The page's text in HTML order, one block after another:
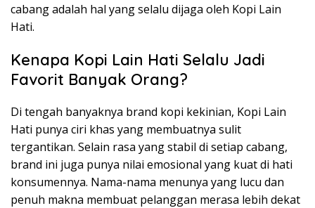
cabang adalah hal yang selalu dijaga oleh Kopi Lain
Hati.
Kenapa Kopi Lain Hati Selalu Jadi
Favorit Banyak Orang?
Di tengah banyaknya brand kopi kekinian, Kopi Lain
Hati punya ciri khas yang membuatnya sulit
tergantikan. Selain rasa yang stabil di setiap cabang,
brand ini juga punya nilai emosional yang kuat di hati
konsumennya. Nama-nama menunya yang lucu dan
penuh makna membuat pelanggan merasa lebih dekat